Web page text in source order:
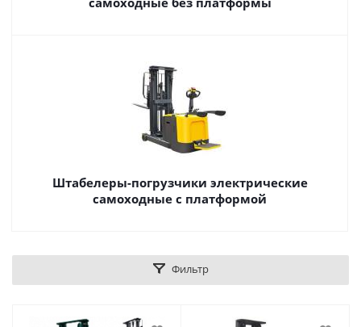
Штабелеры-погрузчики электрические
самоходные с платформой
Фильтр